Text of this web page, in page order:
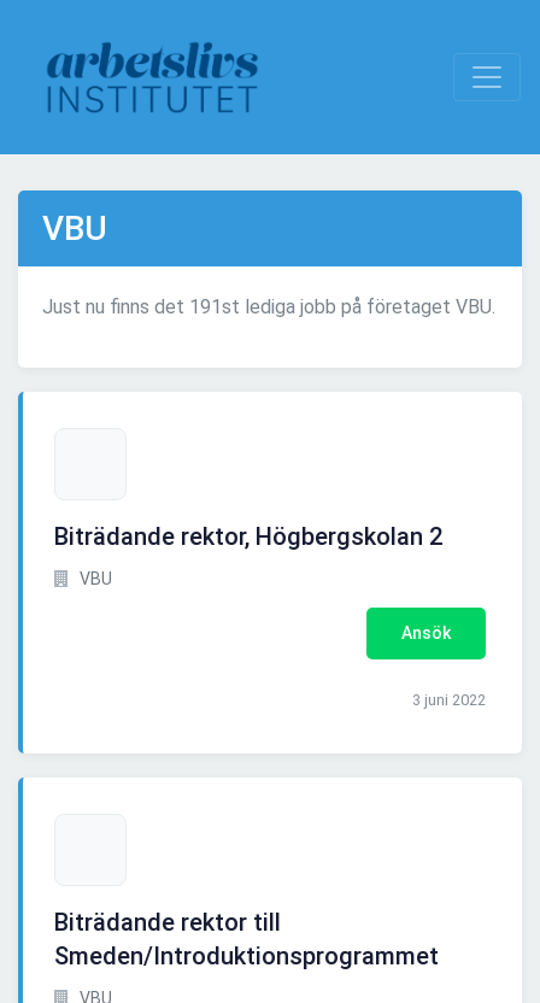
VBU
Just nu finns det 191st lediga jobb på företaget VBU.
Biträdande rektor, Högbergskolan 2
VBU
Ansök
3 juni 2022
Biträdande rektor till
Smeden/Introduktionsprogrammet
VBU